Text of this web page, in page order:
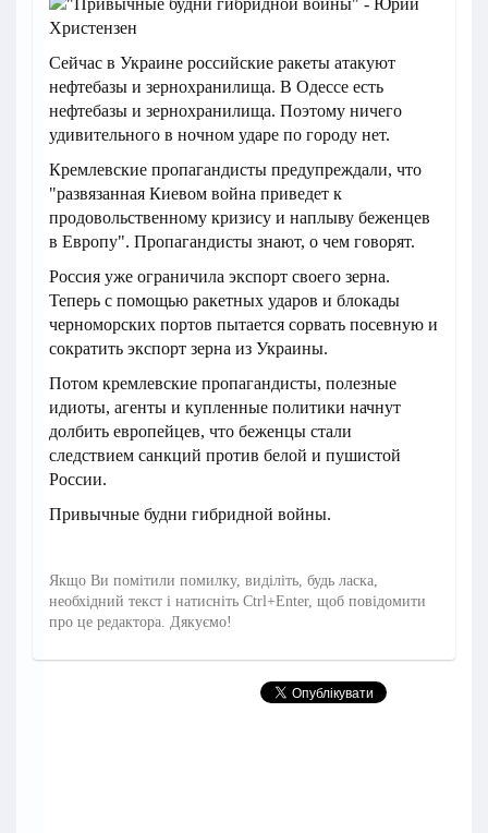
Сейчас в Украине российские ракеты атакуют
нефтебазы и зернохранилища. В Одессе есть
нефтебазы и зернохранилища. Поэтому ничего
удивительного в ночном ударе по городу нет.
Кремлевские пропагандисты предупреждали, что
"развязанная Киевом война приведет к
продовольственному кризису и наплыву беженцев
в Европу". Пропагандисты знают, о чем говорят.
Россия уже ограничила экспорт своего зерна.
Теперь с помощью ракетных ударов и блокады
черноморских портов пытается сорвать посевную и
сократить экспорт зерна из Украины.
Потом кремлевские пропагандисты, полезные
идиоты, агенты и купленные политики начнут
долбить европейцев, что беженцы стали
следствием санкций против белой и пушистой
России.
Привычные будни гибридной войны.
Якщо Ви помітили помилку, виділіть, будь ласка,
необхідний текст і натисніть Ctrl+Enter, щоб повідомити
про це редактора. Дякуємо!